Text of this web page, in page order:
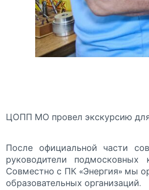
ЦОПП МО провел экскурсию для
После официальной части
руководители
Совместно с ПК «Энергия» мы
образовательных организаций.